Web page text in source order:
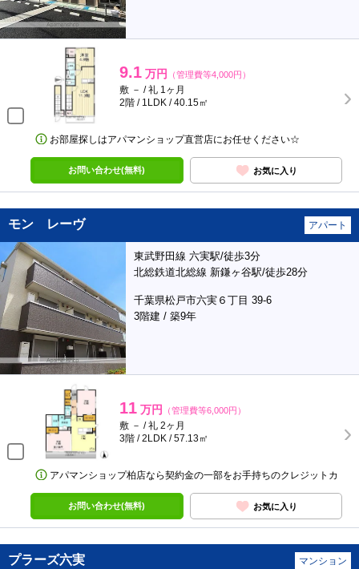
9.1 万円 （管理費等4,000円）
敷 － / 礼 1ヶ月
2階 / 1LDK / 40.15㎡
お部屋探しはアパマンショップ直営店にお任せください☆
お問い合わせ(無料) お気に入り
モン レーヴ アパート
東武野田線 六実駅/徒歩3分
北総鉄道北総線 新鎌ヶ谷駅/徒歩28分
千葉県松戸市六実６丁目 39-6
3階建 / 築9年
11 万円 （管理費等6,000円）
敷 － / 礼 2ヶ月
3階 / 2LDK / 57.13㎡
アパマンショップ柏店なら契約金の一部をお手持ちのクレジットカ
お問い合わせ(無料) お気に入り
プラーズ六実 マンション